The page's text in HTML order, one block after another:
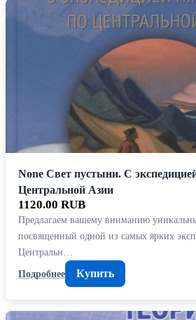
None Свет пустыни. С
Центральной Азии
1120.00 RUB
Предлагаем вашему вниманию
посвященный одной из самых ярких
Центральн…
Подробнее
Купить